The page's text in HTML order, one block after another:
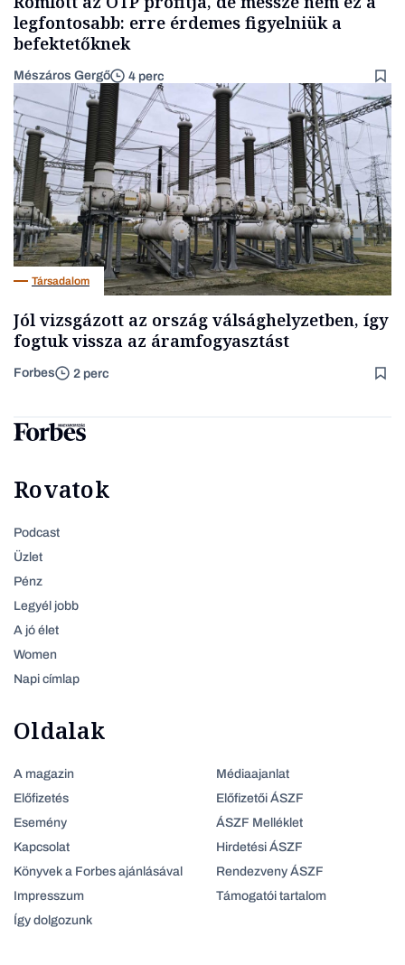
legfontosabb: erre érdemes figyelniük a
befektetőknek
Mészáros Gergő 4 perc
Társadalom
Jól vizsgázott az ország válsághelyzetben, így
fogtuk vissza az áramfogyasztást
Forbes 2 perc
Rovatok
Podcast
Üzlet
Pénz
Legyél jobb
A jó élet
Women
Napi címlap
Oldalak
A magazin
Előfizetés
Esemény
Kapcsolat
Könyvek a Forbes ajánlásával
Impresszum
Így dolgozunk
Médiaajanlat
Előfizetői ÁSZF
ÁSZF Melléklet
Hirdetési ÁSZF
Rendezveny ÁSZF
Támogatói tartalom